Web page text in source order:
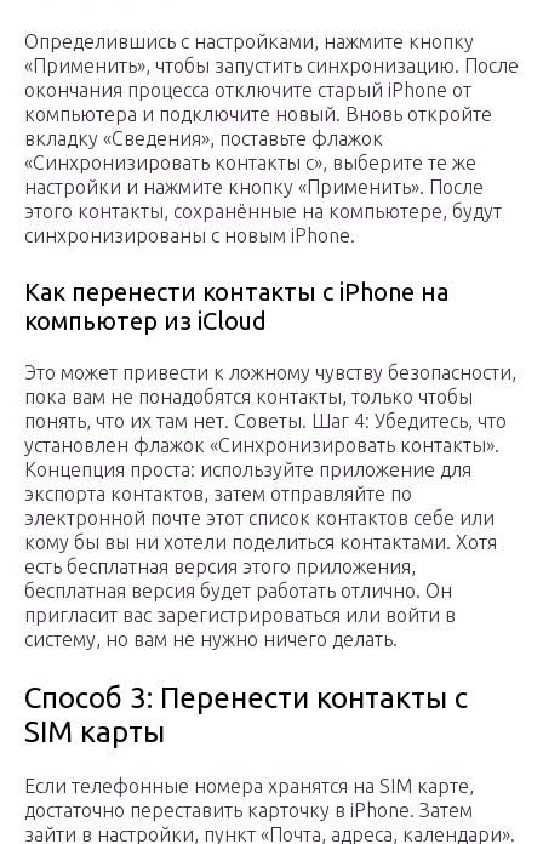
Определившись с настройками, нажмите кнопку
«Применить», чтобы запустить синхронизацию. После
окончания процесса отключите старый iPhone от
компьютера и подключите новый. Вновь откройте
вкладку «Сведения», поставьте флажок
«Синхронизировать контакты с», выберите те же
настройки и нажмите кнопку «Применить». После
этого контакты, сохранённые на компьютере, будут
синхронизированы с новым iPhone.
Как перенести контакты с iPhone на
компьютер из iCloud
Это может привести к ложному чувству безопасности,
пока вам не понадобятся контакты, только чтобы
понять, что их там нет. Советы. Шаг 4: Убедитесь, что
установлен флажок «Синхронизировать контакты».
Концепция проста: используйте приложение для
экспорта контактов, затем отправляйте по
электронной почте этот список контактов себе или
кому бы вы ни хотели поделиться контактами. Хотя
есть бесплатная версия этого приложения,
бесплатная версия будет работать отлично. Он
пригласит вас зарегистрироваться или войти в
систему, но вам не нужно ничего делать.
Способ 3: Перенести контакты с
SIM карты
Если телефонные номера хранятся на SIM карте,
достаточно переставить карточку в iPhone. Затем
зайти в настройки, пункт «Почта, адреса, календари».